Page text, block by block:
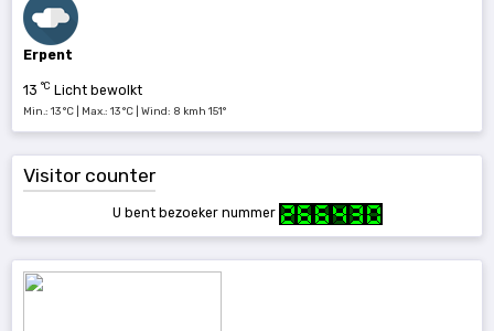
Erpent
13 °C Licht bewolkt
Min.: 13 °C | Max.: 13 °C | Wind: 8 kmh 151°
Visitor counter
U bent bezoeker nummer